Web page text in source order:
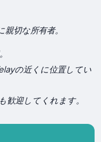
切な所有者。
の近くに位置してい
歓迎してくれます。